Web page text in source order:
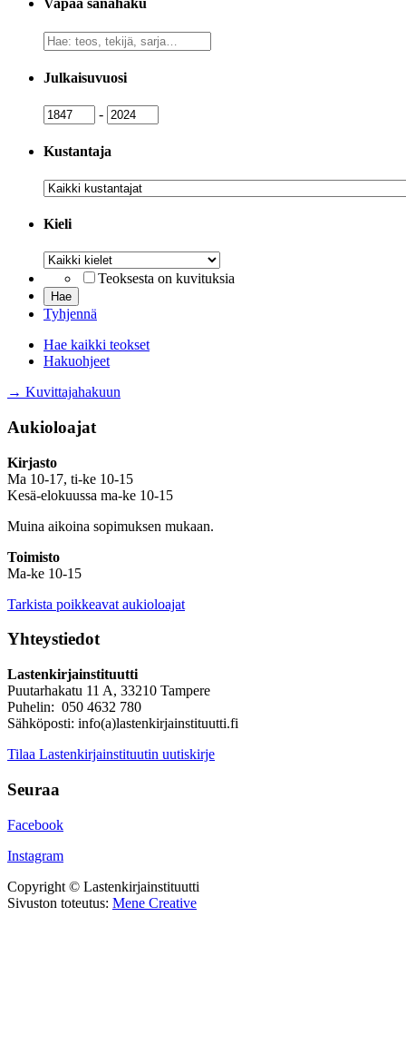
Vapaa sanahaku
Vapaa
sanahaku
Julkaisuvuosi
Julkaisuvuosi
- Julkaisuvuosi
Kustantaja
Kustantaja
Kieli
Kieli
Teoksesta on kuvituksia
Tyhjennä
Hae kaikki teokset
Hakuohjeet
→ Kuvittajahakuun
Aukioloajat
Kirjasto
Ma 10-17, ti-ke 10-15
Kesä-elokuussa ma-ke 10-15
Muina aikoina sopimuksen mukaan.
Toimisto
Ma-ke 10-15
Tarkista poikkeavat aukioloajat
Yhteystiedot
Lastenkirjainstituutti
Puutarhakatu 11 A, 33210 Tampere
Puhelin: 050 4632 780
Sähköposti: info(a)lastenkirjainstituutti.fi
Tilaa Lastenkirjainstituutin uutiskirje
Seuraa
Facebook
Instagram
Copyright © Lastenkirjainstituutti
Sivuston toteutus: Mene Creative